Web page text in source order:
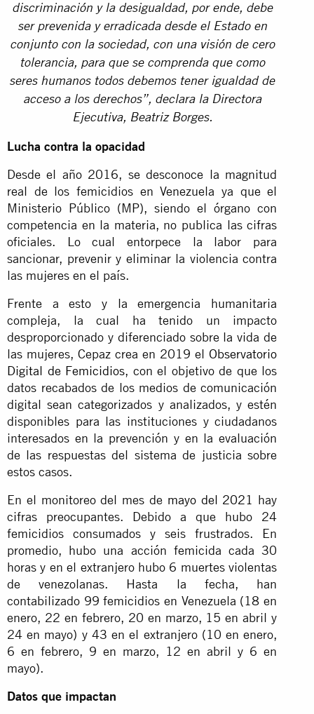
discriminación y la desigualdad, por ende, debe
ser prevenida y erradicada desde el Estado en
conjunto con la sociedad, con una visión de cero
tolerancia, para que se comprenda que como
seres humanos todos debemos tener igualdad de
acceso a los derechos”, declara la Directora
Ejecutiva, Beatriz Borges.
Lucha contra la opacidad
Desde el año 2016, se desconoce la magnitud
real de los femicidios en Venezuela ya que el
Ministerio Público (MP), siendo el órgano con
competencia en la materia, no publica las cifras
oficiales. Lo cual entorpece la labor para
sancionar, prevenir y eliminar la violencia contra
las mujeres en el país.
Frente a esto y la emergencia humanitaria
compleja, la cual ha tenido un impacto
desproporcionado y diferenciado sobre la vida de
las mujeres, Cepaz crea en 2019 el Observatorio
Digital de Femicidios, con el objetivo de que los
datos recabados de los medios de comunicación
digital sean categorizados y analizados, y estén
disponibles para las instituciones y ciudadanos
interesados en la prevención y en la evaluación
de las respuestas del sistema de justicia sobre
estos casos.
En el monitoreo del mes de mayo del 2021 hay
cifras preocupantes. Debido a que hubo 24
femicidios consumados y seis frustrados. En
promedio, hubo una acción femicida cada 30
horas y en el extranjero hubo 6 muertes violentas
de venezolanas. Hasta la fecha, han
contabilizado 99 femicidios en Venezuela (18 en
enero, 22 en febrero, 20 en marzo, 15 en abril y
24 en mayo) y 43 en el extranjero (10 en enero,
6 en febrero, 9 en marzo, 12 en abril y 6 en
mayo).
Datos que impactan